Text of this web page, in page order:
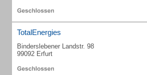
TotalEnergies
Binderslebener Landstr. 98
99092 Erfurt